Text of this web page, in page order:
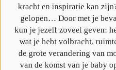
kracht en inspiratie kan
gelopen… Door met je
kun je jezelf zoveel geven:
wat je hebt volbracht,
de grote verandering van
van de komst van je baby